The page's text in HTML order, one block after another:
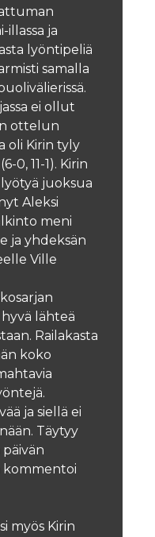
illassa ja
lyöntipeliä
samalla
ei ollut
ottelun
oli Kirin tyly
0, 11-1). Kirin
juoksua
Aleksi
meni
ja yhdeksän
Ville
lähteä
Railakasta
koko
ja siellä ei
Täytyy
kommentoi
myös Kirin